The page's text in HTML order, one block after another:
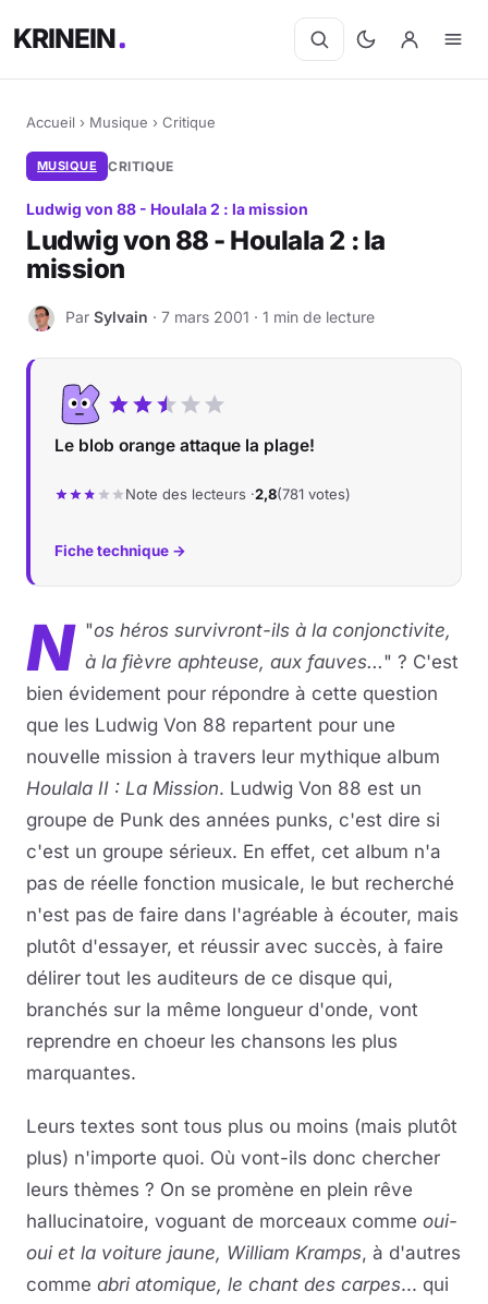
KRINEIN
Accueil › Musique › Critique
MUSIQUE CRITIQUE
Ludwig von 88 - Houlala 2 : la mission
Ludwig von 88 - Houlala 2 : la
mission
S Par Sylvain · 7 mars 2001 · 1 min de lecture
Le blob orange attaque la plage!
Note des lecteurs ·2,8(781 votes)
Fiche technique →
"
N
os héros survivront-ils à la conjonctivite,
à la fièvre aphteuse, aux fauves..." ? C'est
bien évidement pour répondre à cette question
que les Ludwig Von 88 repartent pour une
nouvelle mission à travers leur mythique album
Houlala II : La Mission. Ludwig Von 88 est un
groupe de Punk des années punks, c'est dire si
c'est un groupe sérieux. En effet, cet album n'a
pas de réelle fonction musicale, le but recherché
n'est pas de faire dans l'agréable à écouter, mais
plutôt d'essayer, et réussir avec succès, à faire
délirer tout les auditeurs de ce disque qui,
branchés sur la même longueur d'onde, vont
reprendre en choeur les chansons les plus
marquantes.
Leurs textes sont tous plus ou moins (mais plutôt
plus) n'importe quoi. Où vont-ils donc chercher
leurs thèmes ? On se promène en plein rêve
hallucinatoire, voguant de morceaux comme oui-
oui et la voiture jaune, William Kramps, à d'autres
comme abri atomique, le chant des carpes... qui